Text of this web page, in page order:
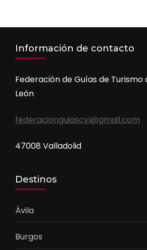
Información de contacto
Federación de Guías de Turismo
León
federacionguiascyl@gmail.com
47008 Valladolid
Destinos
Ávila
Burgos